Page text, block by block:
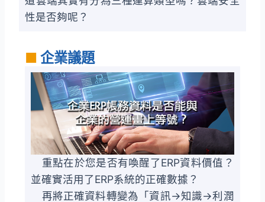
性是否夠呢？
■ 企業議題
重點在於您是否有喚醒了ERP資料價值？
並確實活用了ERP系統的正確數據？
再將正確資料轉變為「資訊→知識→利潤